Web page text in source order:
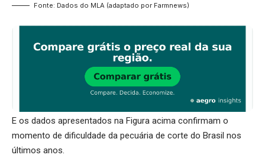
Fonte: Dados do MLA (adaptado por Farmnews)
E os dados apresentados na Figura acima confirmam o
momento de dificuldade da pecuária de corte do Brasil nos
últimos anos.